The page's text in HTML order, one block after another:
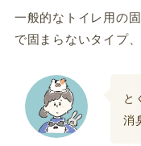
一般的なトイレ用の
で固まらないタイプ
と
消